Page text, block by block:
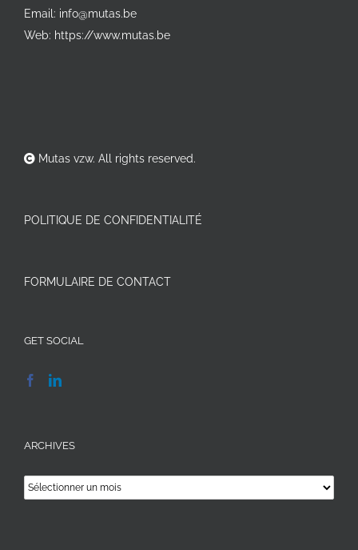
Email: info@mutas.be
Web: https://www.mutas.be
Mutas vzw. All rights reserved.
POLITIQUE DE CONFIDENTIALITÉ
FORMULAIRE DE CONTACT
GET SOCIAL
ARCHIVES
Archives